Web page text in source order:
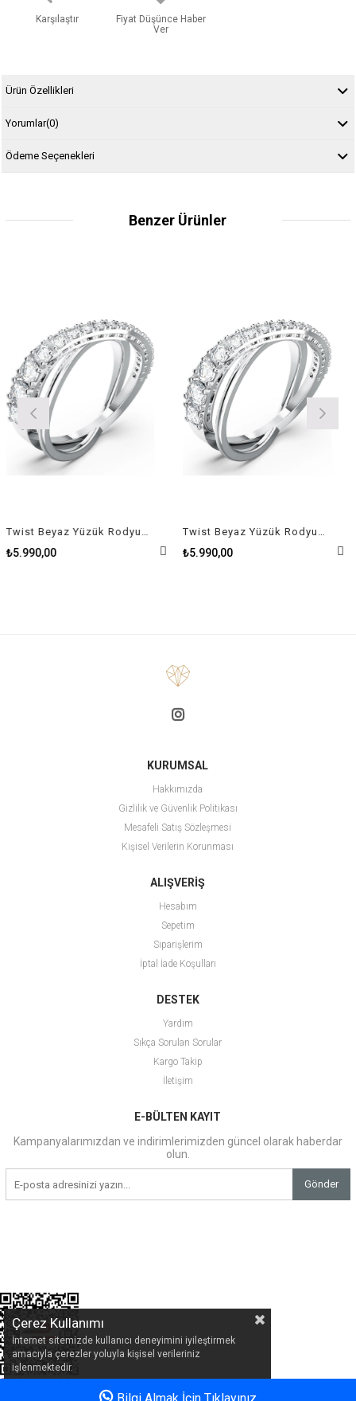
Karşılaştır
Fiyat Düşünce Haber
Ver
Ürün Özellikleri
Yorumlar(0)
Ödeme Seçenekleri
Benzer Ürünler
Twist Beyaz Yüzük Rodyum Kaplama Size 58
₺5.990,00
Twist Beyaz Yüzük Rodyum Kaplama Size 52
₺5.990,00
KURUMSAL
Hakkımızda
Gizlilik ve Güvenlik Politikası
Mesafeli Satış Sözleşmesi
Kişisel Verilerin Korunması
ALIŞVERİŞ
Hesabım
Sepetim
Siparişlerim
İptal İade Koşulları
DESTEK
Yardım
Sıkça Sorulan Sorular
Kargo Takip
İletişim
E-BÜLTEN KAYIT
Kampanyalarımızdan ve indirimlerimizden güncel olarak haberdar
olun.
Gönder
Çerez Kullanımı
İnternet sitemizde kullanıcı deneyimini iyileştirmek
amacıyla çerezler yoluyla kişisel verileriniz
işlenmektedir.